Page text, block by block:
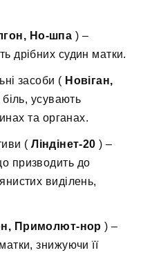
Но-шпа ) –
дрібних судин матки.
засоби ( Новіган,
усувають
та органах.
(Ліндінет-20 ) –
призводить до
виділень,
Примолют-нор ) –
знижуючи її